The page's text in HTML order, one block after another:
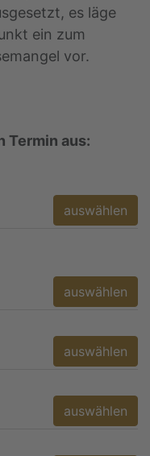
es läge
ein zum
vor.
Termin aus:
auswählen
auswählen
auswählen
auswählen